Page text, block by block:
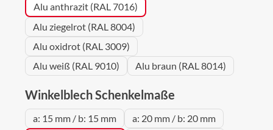
Alu anthrazit (RAL 7016)
Alu ziegelrot (RAL 8004)
Alu oxidrot (RAL 3009)
Alu weiß (RAL 9010)
Alu braun (RAL 8014)
Winkelblech Schenkelmaße
a: 15 mm / b: 15 mm
a: 20 mm / b: 20 mm